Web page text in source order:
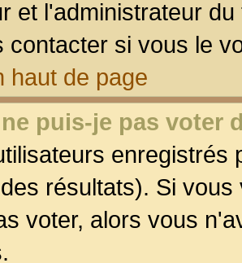
et l'administrateur
contacter si vous le
haut de page
puis-je pas voter
enregistrés
résultats). Si
voter, alors vous